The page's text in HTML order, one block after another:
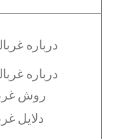
درباره
درباره
روش
دلایل